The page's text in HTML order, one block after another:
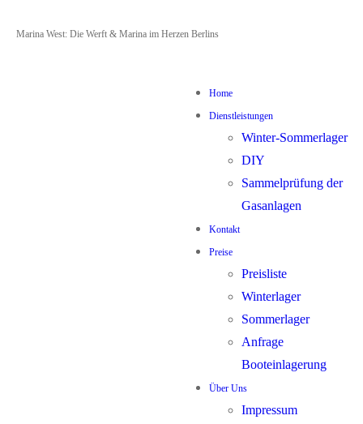
Zum
Menü
Schließen
Marina West: Die Werft & Marina im Herzen Berlins
Home
Dienstleistungen
Winter-Sommerlager
DIY
Sammelprüfung der
Gasanlagen
Kontakt
Preise
Preisliste
Winterlager
Sommerlager
Anfrage
Booteinlagerung
Über Uns
Impressum